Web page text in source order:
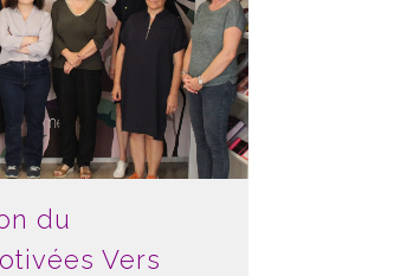
du
Vers